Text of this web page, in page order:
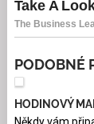
PODOBNÉ
HODINOVÝ